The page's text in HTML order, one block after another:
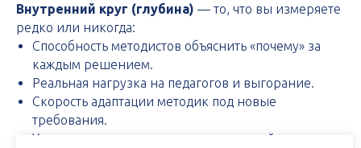
Внутренний круг (глубина) — то, что вы измеряете
редко или никогда:
Способность методистов объяснить «почему» за
каждым решением.
Реальная нагрузка на педагогов и выгорание.
Скорость адаптации методик под новые
требования.
Уровень доверия внутри методической команды.